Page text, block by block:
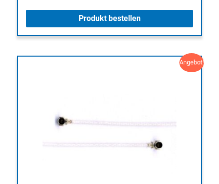
Produkt bestellen
Angebot!